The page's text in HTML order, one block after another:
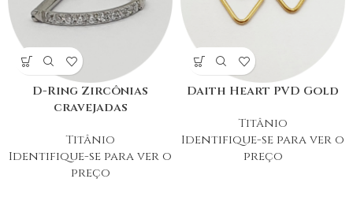
D-Ring Zircônias
cravejadas
Titânio
Identifique-se para ver o
preço
Daith Heart PVD Gold
Titânio
Identifique-se para ver o
preço